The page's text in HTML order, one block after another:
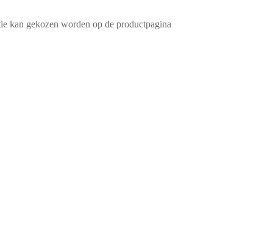
kan gekozen worden op de productpagina